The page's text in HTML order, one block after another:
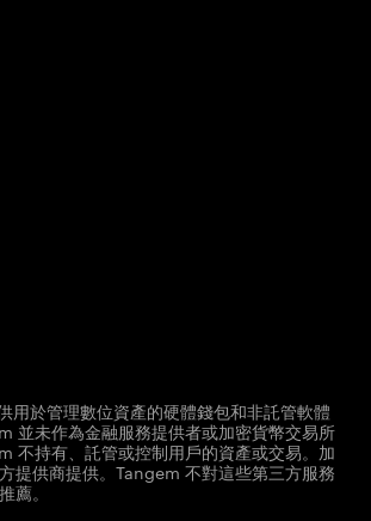
用於管理數位資產的硬體錢包和非託管軟體
並未作為金融服務提供者或加密貨幣交易所
不持有、託管或控制用戶的資產或交易。加
提供商提供。Tangem 不對這些第三方服務
薦。